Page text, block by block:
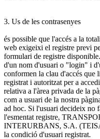
3. Us de les contrasenyes
és possible que l'accés a la
web exigeixi el registre previ
formulari de registre
d'un nom d'usuari o "login" i
conformen la clau d'accés que
registrat i autoritzat per a
relativa a l'àrea privada de la
com a usuari de la nostra
ad hoc. Si l'usuari decideix no
l'esmentat registre,
INTERURBANS, S.A.
la condició d'usuari registrat.